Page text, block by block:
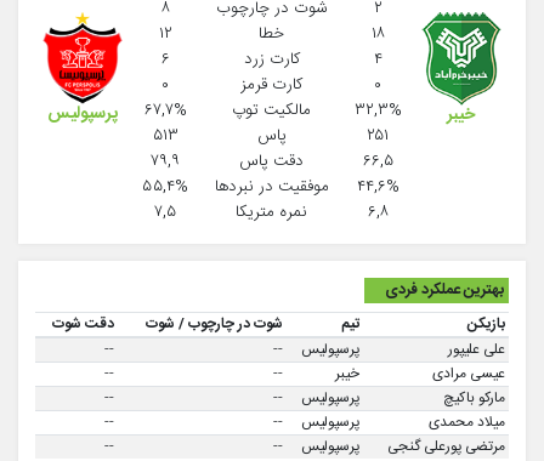
خیبر
۲
۱۸
۴
۰
۳۲,۳%
۲۵۱
۶۶,۵
۴۴,۶%
۶,۸
شوت در چارچوب
خطا
کارت زرد
کارت قرمز
مالکیت توپ
پاس
دقت پاس
موفقيت در نبردها
نمره متریکا
۸
۱۲
۶
۰
۶۷,۷%
۵۱۳
۷۹,۹
۵۵,۴%
۷,۵
پرسپولیس
بهترین عملکرد فردی
بازیکن تیم شوت در چارچوب / شوت
دقت شوت
علی علیپور
پرسپولیس --
--
عیسی مرادی
خیبر --
--
مارکو باکیچ
پرسپولیس --
--
میلاد محمدی
پرسپولیس --
--
مرتضی پورعلی گنجی
پرسپولیس --
--